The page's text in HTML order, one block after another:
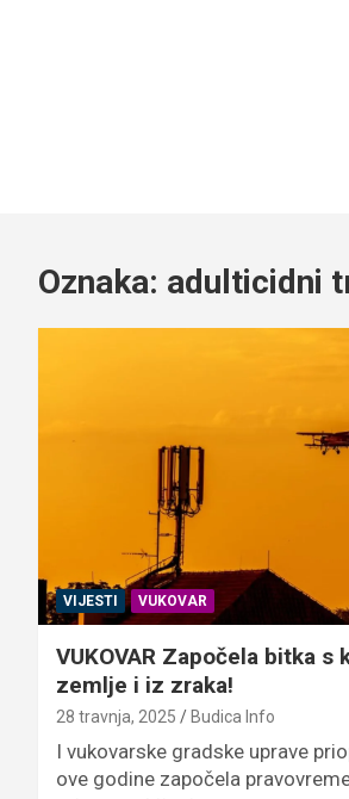
Oznaka: adulticidni
VIJESTI VUKOVAR
VUKOVAR Započela bitka s
zemlje i iz zraka!
28 travnja, 2025 Budica Info
I vukovarske gradske uprave
ove godine započela